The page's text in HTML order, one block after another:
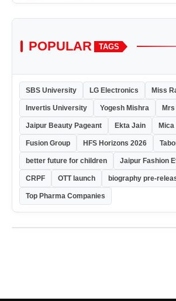
POPULAR TAGS
SBS University LG Electronics Miss
Invertis University Yogesh Mishra
Jaipur Beauty Pageant Ekta Jain Mica
Fusion Group HFS Horizons 2026
better future for children Jaipur Fashion
CRPF OTT launch biography pre-
Top Pharma Companies